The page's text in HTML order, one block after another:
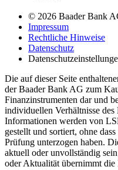
© 2026 Baader Bank
Impressum
Rechtliche Hinweise
Datenschutz
Die auf dieser Seite
der Baader Bank AG zum
Finanzinstrumenten dar und
individuellen Verhältnisse des
Informationen werden von
gestellt und sortiert, ohne
Prüfung unterzogen haben.
aktuell oder unvollständig
oder Aktualität übernimmt